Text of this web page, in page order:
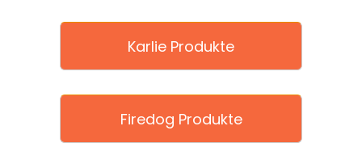
Karlie Produkte
Firedog Produkte